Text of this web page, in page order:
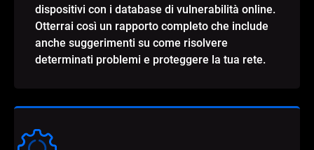
dispositivi con i database di vulnerabilità online.
Otterrai così un rapporto completo che include
anche suggerimenti su come risolvere
determinati problemi e proteggere la tua rete.